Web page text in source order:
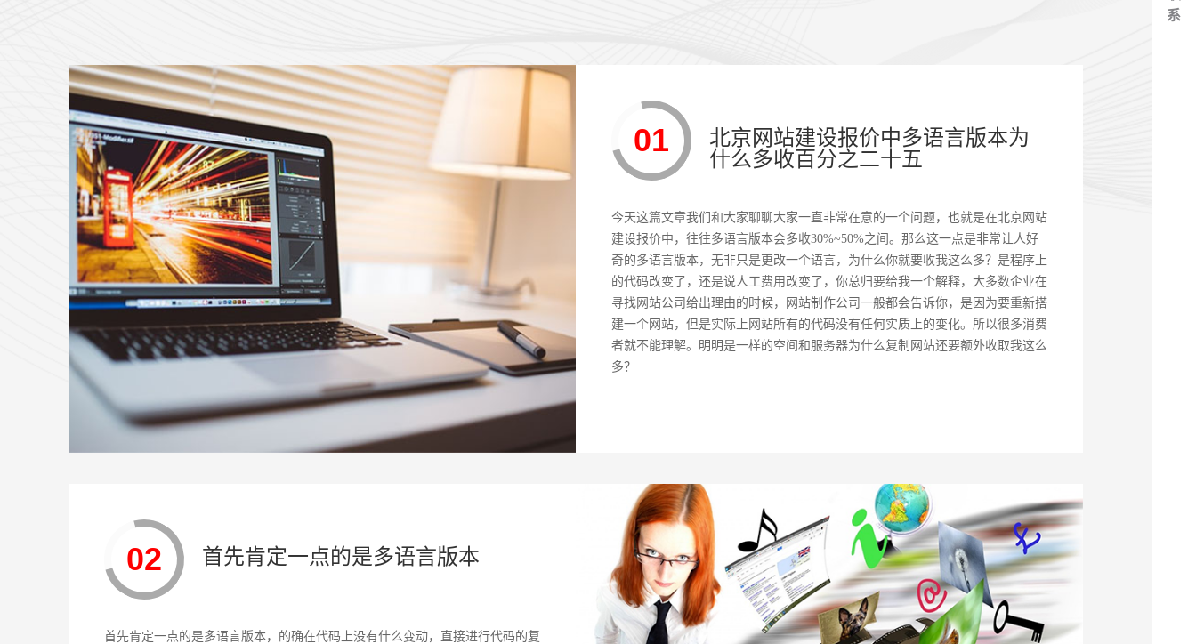
系
01
北京网站建设报价中多语言版本为
什么多收百分之二十五
今天这篇文章我们和大家聊聊大家一直非常在意的一个问题，也就是在北京网站
建设报价中，往往多语言版本会多收30%~50%之间。那么这一点是非常让人好
奇的多语言版本，无非只是更改一个语言，为什么你就要收我这么多？是程序上
的代码改变了，还是说人工费用改变了，你总归要给我一个解释，大多数企业在
寻找网站公司给出理由的时候，网站制作公司一般都会告诉你，是因为要重新搭
建一个网站，但是实际上网站所有的代码没有任何实质上的变化。所以很多消费
者就不能理解。明明是一样的空间和服务器为什么复制网站还要额外收取我这么
多？
02 首先肯定一点的是多语言版本
首先肯定一点的是多语言版本，的确在代码上没有什么变动，直接进行代码的复